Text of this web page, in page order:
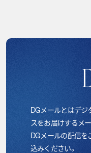
DGメールとはデジ
スをお届けするメ
DGメールの配信を
込みください。